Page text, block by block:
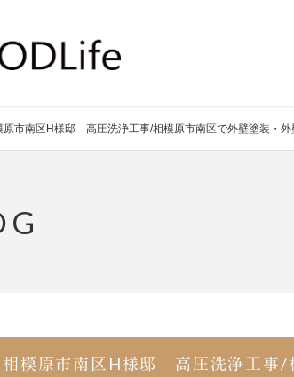
原市南区H様邸 高圧洗浄工事/相模原市南区で外壁塗装・外
相模原市南区H様邸 高圧洗浄工事/